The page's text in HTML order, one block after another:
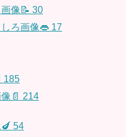
像📝 30
ろ画像👄 17
185
📄 214
54